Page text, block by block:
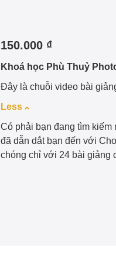
150.000 ₫
Khoá học Phù Thuỷ
Đây là chuỗi video bài
Less
Có phải bạn đang tìm
đã dẫn dắt bạn đến với
chóng chỉ với 24 bài giảng